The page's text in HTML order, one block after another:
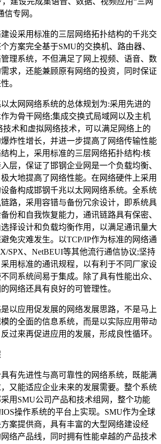
专网。
设采用标准的三层网络拓扑结构的千兆交
方案完全基于SMU的交换机、路由器、
理系统，不但满足了网上视频、语音、数
求，还能兼顾原有网络的投资，同时保证
。
太网网络系统的总体规划为:采用先进的
为骨干网络;集成交换式局域网以及主机
技术和虚拟网络技术，可以满足网络上的
炸性增长，并进一步提高了网络传输性能
构上，采用标准的三层网络拓扑结构:核
层，保证了邯钢企业网是一个负载均衡、
大地提高了网络性能。在网络硬件上采用
备构成邯钢千兆以太网网络系统。全系统
路，采用容错与备份冗余设计，即系统具
份和自我恢复能力，通讯链路具有保密、
择设计和负载均衡作用，以满足通讯量大
免灾难发生。以TCP/IP作为标准的网络通
SPX、NetBEUI等其他流行通信协议;坚持
用标准的通讯规程，以有利于不同厂家设
同系统间易于集成。除了具有性能出众、
网络还具有良好的可管理性。
以应用促发展的网络发展思路，不是马上
的全面的信息系统，而是以实际应用带动
过来再促进应用的发展，形成良性循环。
有先进性与高可靠性的网络系统，既能满
又能适应企业未来的发展需要。整个系统
用SMU公司产品和技术组网，整个功能
操作系统的平台上实现。SMU作为全球
案提供商，具有丰富的大型网络建设经
络产品线，同时拥有性能卓越的产品技术